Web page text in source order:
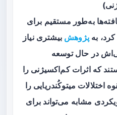
به‌طور مستقیم برای
کرد، بهپژوهش بیشتری نیاز
در حال توسعه
که اثرات کم‌اکسیژنی را
اختلالات میتوکُندریایی را
مشابه می‌تواند برای